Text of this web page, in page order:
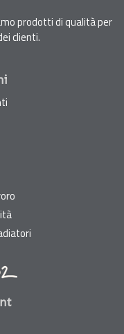
prodotti di qualità per
clienti.